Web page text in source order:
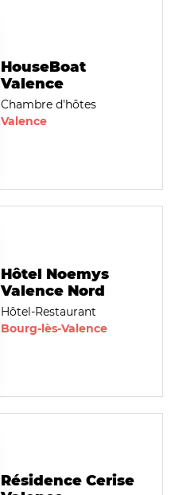
HouseBoat
Valence
Chambre d'hôtes
Valence
Hôtel Noemys
Valence Nord
Hôtel-Restaurant
Bourg-lès-Valence
Résidence Cerise